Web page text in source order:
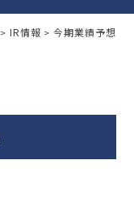
> IR情報 >今期業績予想